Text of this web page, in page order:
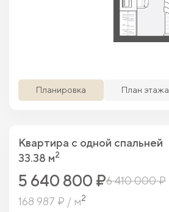
Планировка План этажа
Квартира c одной спальней
33.38 м2
5 640 800 ₽6 410 000 ₽
168 987 ₽ / м2